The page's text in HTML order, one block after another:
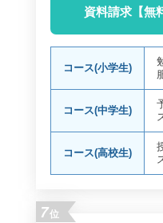
資料請求【無
コース(小学生)
コース(中学生)
コース(高校生)
7位